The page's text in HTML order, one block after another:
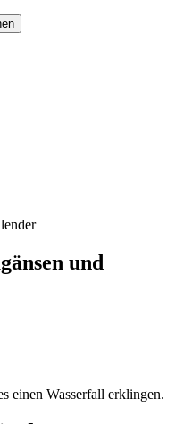
und
einen Wasserfall erklingen.